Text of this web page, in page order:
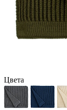
Цвета